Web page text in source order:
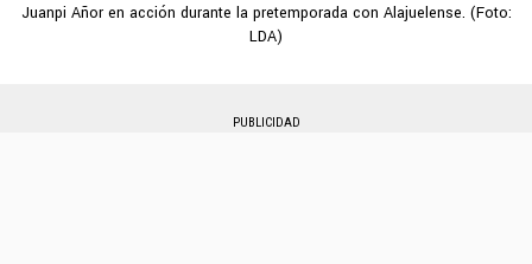
Juanpi Añor en acción durante la pretemporada con Alajuelense. (Foto:
LDA)
PUBLICIDAD